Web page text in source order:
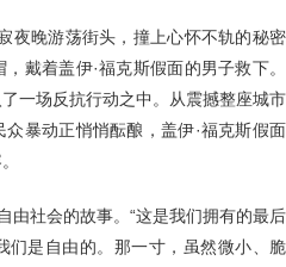
夜晚游荡街头，撞上心怀不轨的秘密
戴着盖伊·福克斯假面的男子救下。
一场反抗行动之中。从震撼整座城市
暴动正悄悄酝酿，盖伊·福克斯假面
由社会的故事。“这是我们拥有的最后
们是自由的。那一寸，虽然微小、脆